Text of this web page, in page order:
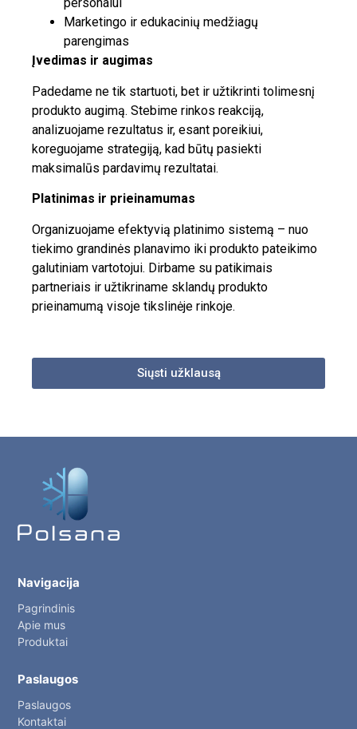
personalui
Marketingo ir edukacinių medžiagų
parengimas
Įvedimas ir augimas
Padedame ne tik startuoti, bet ir užtikrinti tolimesnį
produkto augimą. Stebime rinkos reakciją,
analizuojame rezultatus ir, esant poreikiui,
koreguojame strategiją, kad būtų pasiekti
maksimalūs pardavimų rezultatai.
Platinimas ir prieinamumas
Organizuojame efektyvią platinimo sistemą – nuo
tiekimo grandinės planavimo iki produkto pateikimo
galutiniam vartotojui. Dirbame su patikimais
partneriais ir užtikriname sklandų produkto
prieinamumą visoje tikslinėje rinkoje.
Siųsti užklausą
Navigacija
Pagrindinis
Apie mus
Produktai
Paslaugos
Paslaugos
Kontaktai